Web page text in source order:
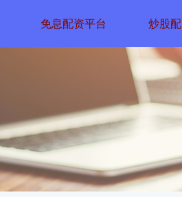
免息配资平台 炒股